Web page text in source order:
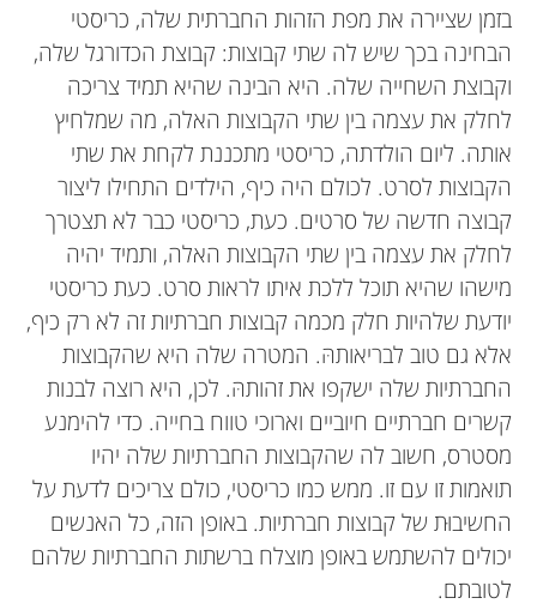
בזמן שציירה את מפת הזהות החברתית שלה, כריסטי
הבחינה בכך שיש לה שתי קבוצות: קבוצת הכדורגל שלה,
וקבוצת השחייה שלה. היא הבינה שהיא תמיד צריכה
לחלק את עצמה בין שתי הקבוצות האלה, מה שמלחיץ
אותה. ליום הולדתה, כריסטי מתכננת לקחת את שתי
הקבוצות לסרט. לכולם היה כיף, הילדים התחילו ליצור
קבוצה חדשה של סרטים. כעת, כריסטי כבר לא תצטרך
לחלק את עצמה בין שתי הקבוצות האלה, ותמיד יהיה
מישהו שהיא תוכל ללכת איתו לראות סרט. כעת כריסטי
יודעת שלהיות חלק מכמה קבוצות חברתיות זה לא רק כיף,
אלא גם טוב לבריאותהּ. המטרה שלה היא שהקבוצות
החברתיות שלה ישקפו את זהותהּ. לכן, היא רוצה לבנות
קשרים חברתיים חיוביים וארוכי טווח בחייה. כדי להימנע
מסטרס, חשוב לה שהקבוצות החברתיות שלה יהיו
תואמות זו עם זו. ממש כמו כריסטי, כולם צריכים לדעת על
החשיבוּת של קבוצות חברתיות. באופן הזה, כל האנשים
יכולים להשתמש באופן מוצלח ברשתות החברתיות שלהם
לטובתם.